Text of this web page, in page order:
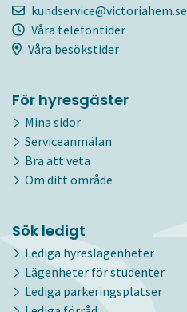
kundservice@victoriahem.se
Våra telefontider
Våra besökstider
För hyresgäster
Mina sidor
Serviceanmälan
Bra att veta
Om ditt område
Sök ledigt
Lediga hyreslägenheter
Lägenheter för studenter
Lediga parkeringsplatser